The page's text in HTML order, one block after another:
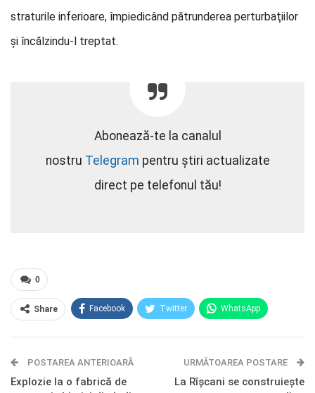
straturile inferioare, împiedicând pătrunderea perturbaţiilor
şi încălzindu-l treptat.
Abonează-te la canalul
nostru Telegram pentru știri actualizate
direct pe telefonul tău!
0
Share Facebook Twitter WhatsApp
Telegram OK.ru
POSTAREA ANTERIOARĂ
Explozie la o fabrică de
URMĂTOAREA POSTARE
La Rîșcani se construiește